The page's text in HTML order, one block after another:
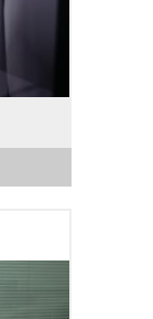
以便
一个
造黄油